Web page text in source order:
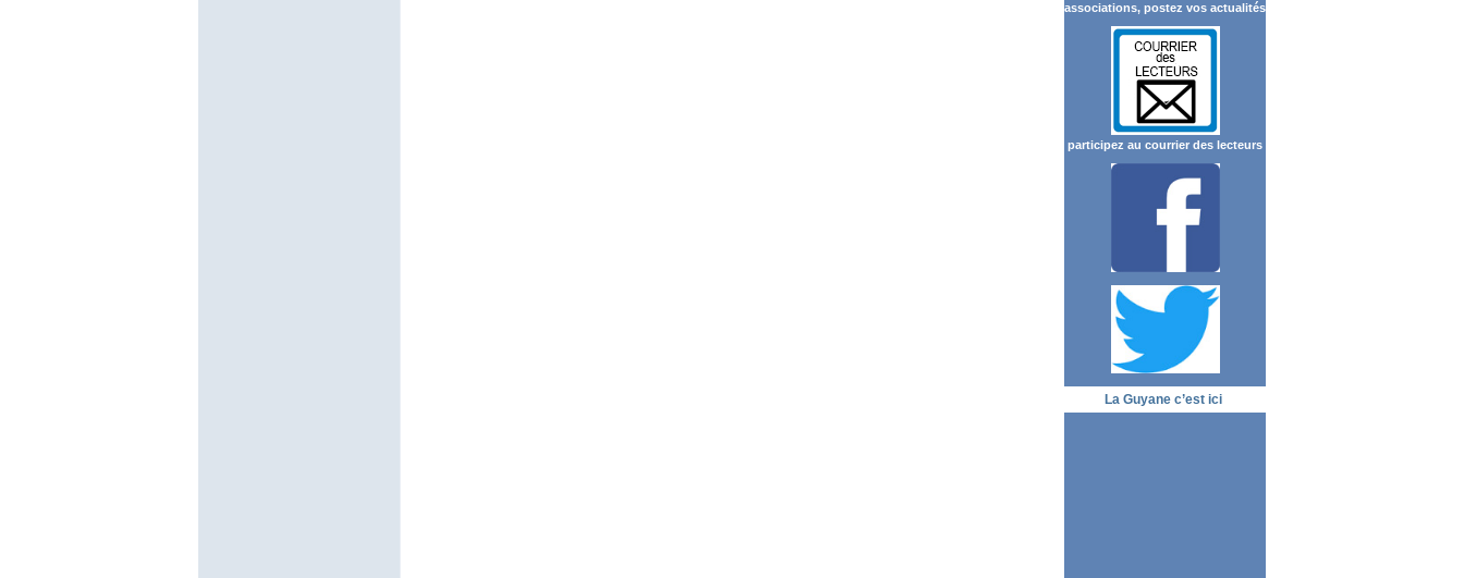
associations, postez vos actualités
participez au courrier des lecteurs
La Guyane c’est ici